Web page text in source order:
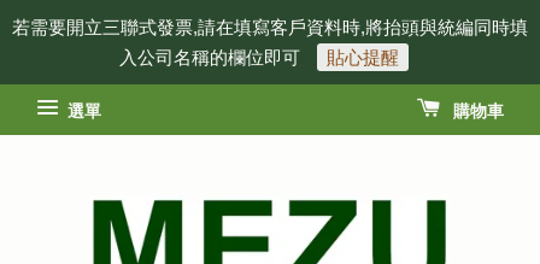
若需要開立三聯式發票,請在填寫客戶資料時,將抬頭與統編同時填
入公司名稱的欄位即可
貼心提醒
選單 購物車